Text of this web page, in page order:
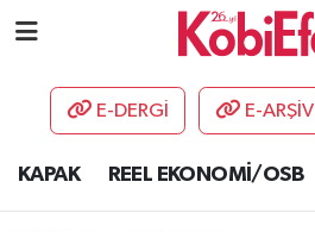
E-DERGİ E-ARŞİV
KAPAK REEL EKONOMİ/OSB
AKADEMİ
DESTEK-TEŞVİK